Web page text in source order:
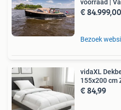
voorraad |
€ 84.999,00
Bezoek
vidaXL
155x200 cm
€ 84,99